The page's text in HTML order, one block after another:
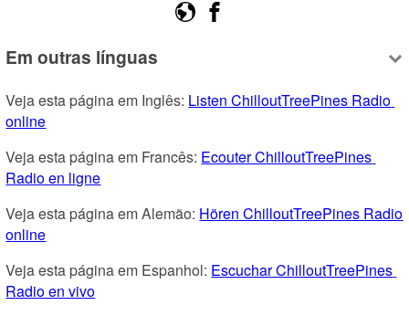
Em outras línguas
Veja esta página em Inglês: Listen ChilloutTreePines Radio
online
Veja esta página em Francês: Ecouter ChilloutTreePines
Radio en ligne
Veja esta página em Alemão: Hören ChilloutTreePines Radio
online
Veja esta página em Espanhol: Escuchar ChilloutTreePines
Radio en vivo